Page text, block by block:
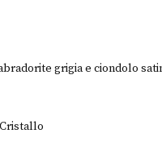
grigia e ciondolo